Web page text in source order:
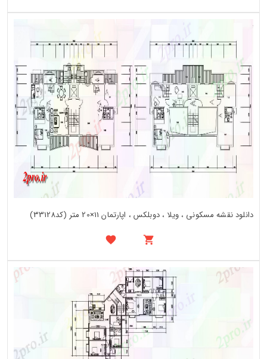
دانلود نقشه مسکونی ، ویلا ، دوبلکس ، اپارتمان 11×20 متر (کد33128)